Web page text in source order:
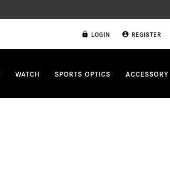
lock LOGIN account_circle REGISTER
WATCH SPORTS OPTICS ACCESSORY